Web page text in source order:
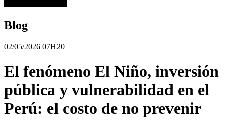
Blog
02/05/2026 07H20
El fenómeno El Niño, inversión
pública y vulnerabilidad en el
Perú: el costo de no prevenir